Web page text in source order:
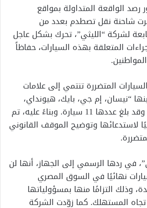
رصد الواقعة المتداولة بمواقع
شاحنة نقل تصطدم بعدد من
لشركة “الليثي”، تحرك بشكل عاجل
المتعلقة بهذه السيارات، حفاظاً
المتضررة تنتمي إلى علامات
“نيسان، إم جي، بايك، هيونداي،
شيري، كيا، وسيات”، وقد بلغ عددها 11 سيارة. وبناءً عليه، تم
لاستدعائها وتوضيح الموقف القانوني
في ردها الرسمي إلى الجهاز، أنها لن
نهائيًا في السوق المصري
وذلك التزامًا منها بمسؤولياتها
تجاه المستهلك. كما زوّدت الشركة